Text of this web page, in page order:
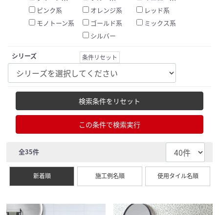
ピンク系
オレンジ系
レッド系
モノトーン系
ゴールド系
ミックス系
シルバー
シリーズ 条件リセット
検索条件をリセット
この条件で検索実行
全35件
新着順 施工例名順 使用タイル名順